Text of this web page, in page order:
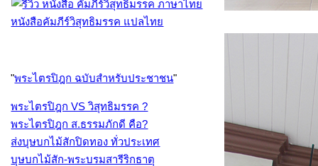
หนังสือคัมภีร์วิสุทธิมรรค แปลไทย
"พระไตรปิฎก ฉบับสำหรับประชาชน"
พระไตรปิฎก VS วิสุทธิมรรค ?
พระไตรปิฎก ส.ธรรมภักดี คือ?
ส่งบุษบกไม้สักปิดทอง ทั่วประเทศ
บุษบกไม้สัก-พระบรมสารีริกธาตุ